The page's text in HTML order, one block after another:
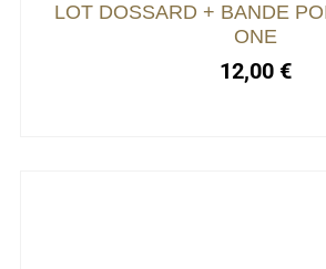
LOT DOSSARD + BANDE
ONE
12,00 €